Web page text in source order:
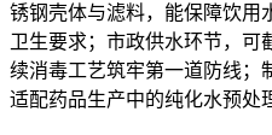
锈钢壳体与滤料，能保障饮用
卫生要求；市政供水环节，可
续消毒工艺筑牢第一道防线；
适配药品生产中的纯化水预处